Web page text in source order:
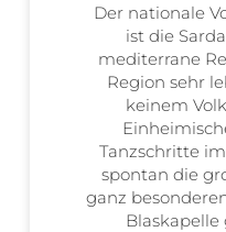
Der nationale
ist die
mediterrane
Region sehr
keinem
Tanzschritte
spontan die
ganz
Blaskapelle